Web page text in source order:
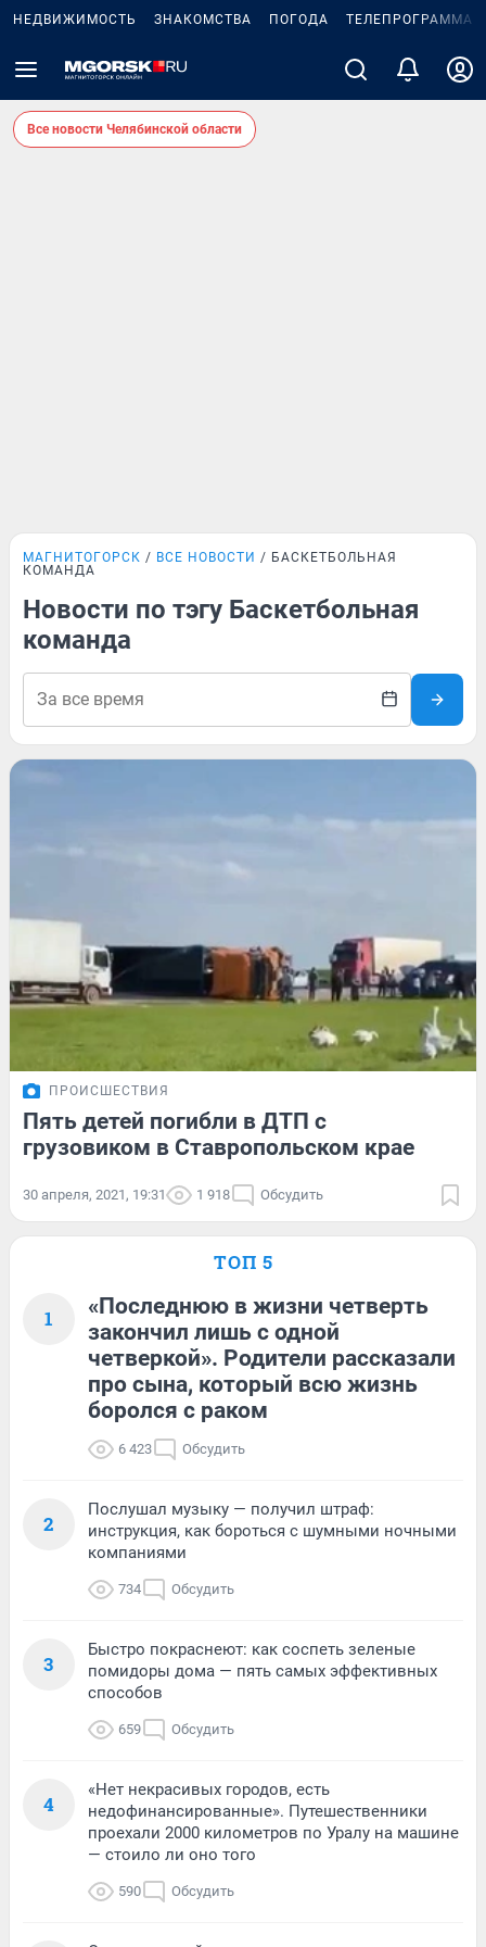
НЕДВИЖИМОСТЬ ЗНАКОМСТВА ПОГОДА ТЕЛЕПРОГРАММА
Все новости Челябинской области
МАГНИТОГОРСК ВСЕ НОВОСТИ
БАСКЕТБОЛЬНАЯ
КОМАНДА
Новости по тэгу Баскетбольная
команда
ПРОИСШЕСТВИЯ
Пять детей погибли в ДТП с
грузовиком в Ставропольском крае
30 апреля, 2021, 19:31 1 918 Обсудить
ТОП 5
1
«Последнюю в жизни четверть
закончил лишь с одной
четверкой». Родители рассказали
про сына, который всю жизнь
боролся с раком
6 423 Обсудить
2
Послушал музыку — получил штраф:
инструкция, как бороться с шумными ночными
компаниями
734 Обсудить
3
Быстро покраснеют: как соспеть зеленые
помидоры дома — пять самых эффективных
способов
659 Обсудить
4
«Нет некрасивых городов, есть
недофинансированные». Путешественники
проехали 2000 километров по Уралу на машине
— стоило ли оно того
590 Обсудить